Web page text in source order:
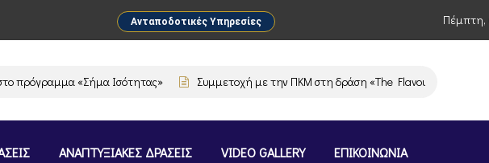
Ανταποδοτικές Υπηρεσίες Πέμπτη,
«Σήμα Ισότητας» Συμμετοχή με την ΠΚΜ στη δράση «The Flavours of Greece
ΑΝΑΠΤΥΞΙΑΚΕΣ ΔΡΑΣΕΙΣ VIDEO GALLERY ΕΠΙΚΟΙΝΩΝΙΑ